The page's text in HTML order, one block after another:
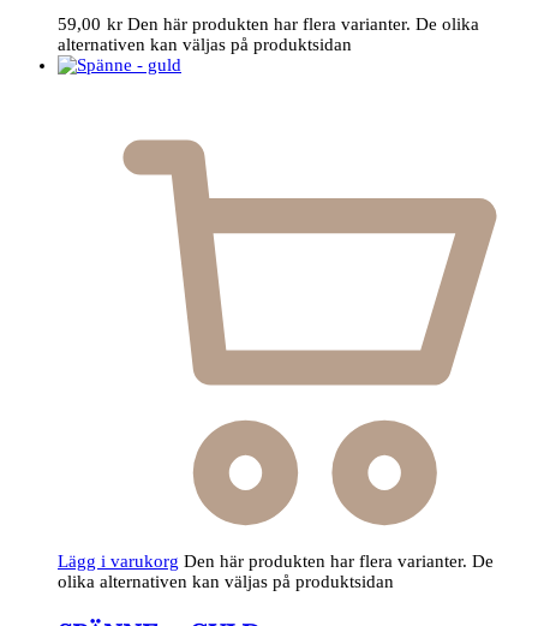
59,00 kr Den här produkten har flera varianter. De olika
alternativen kan väljas på produktsidan
Lägg i varukorg Den här produkten har flera varianter. De
olika alternativen kan väljas på produktsidan